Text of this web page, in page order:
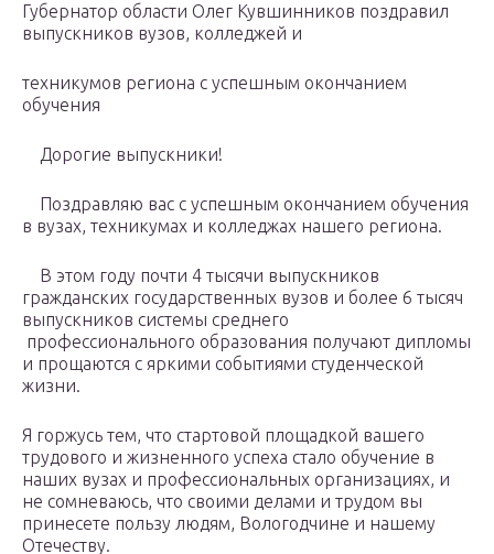
Губернатор области Олег Кувшинников поздравил
выпускников вузов, колледжей и
техникумов региона с успешным окончанием
обучения
Дорогие выпускники!
Поздравляю вас с успешным окончанием обучения
в вузах, техникумах и колледжах нашего региона.
В этом году почти 4 тысячи выпускников
гражданских государственных вузов и более 6 тысяч
выпускников системы среднего
профессионального образования получают дипломы
и прощаются с яркими событиями студенческой
жизни.
Я горжусь тем, что стартовой площадкой вашего
трудового и жизненного успеха стало обучение в
наших вузах и профессиональных организациях, и
не сомневаюсь, что своими делами и трудом вы
принесете пользу людям, Вологодчине и нашему
Отечеству.